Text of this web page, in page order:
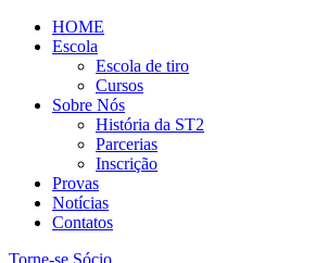
HOME
Escola
Escola de tiro
Cursos
Sobre Nós
História da ST2
Parcerias
Inscrição
Provas
Notícias
Contatos
Torne-se Sócio